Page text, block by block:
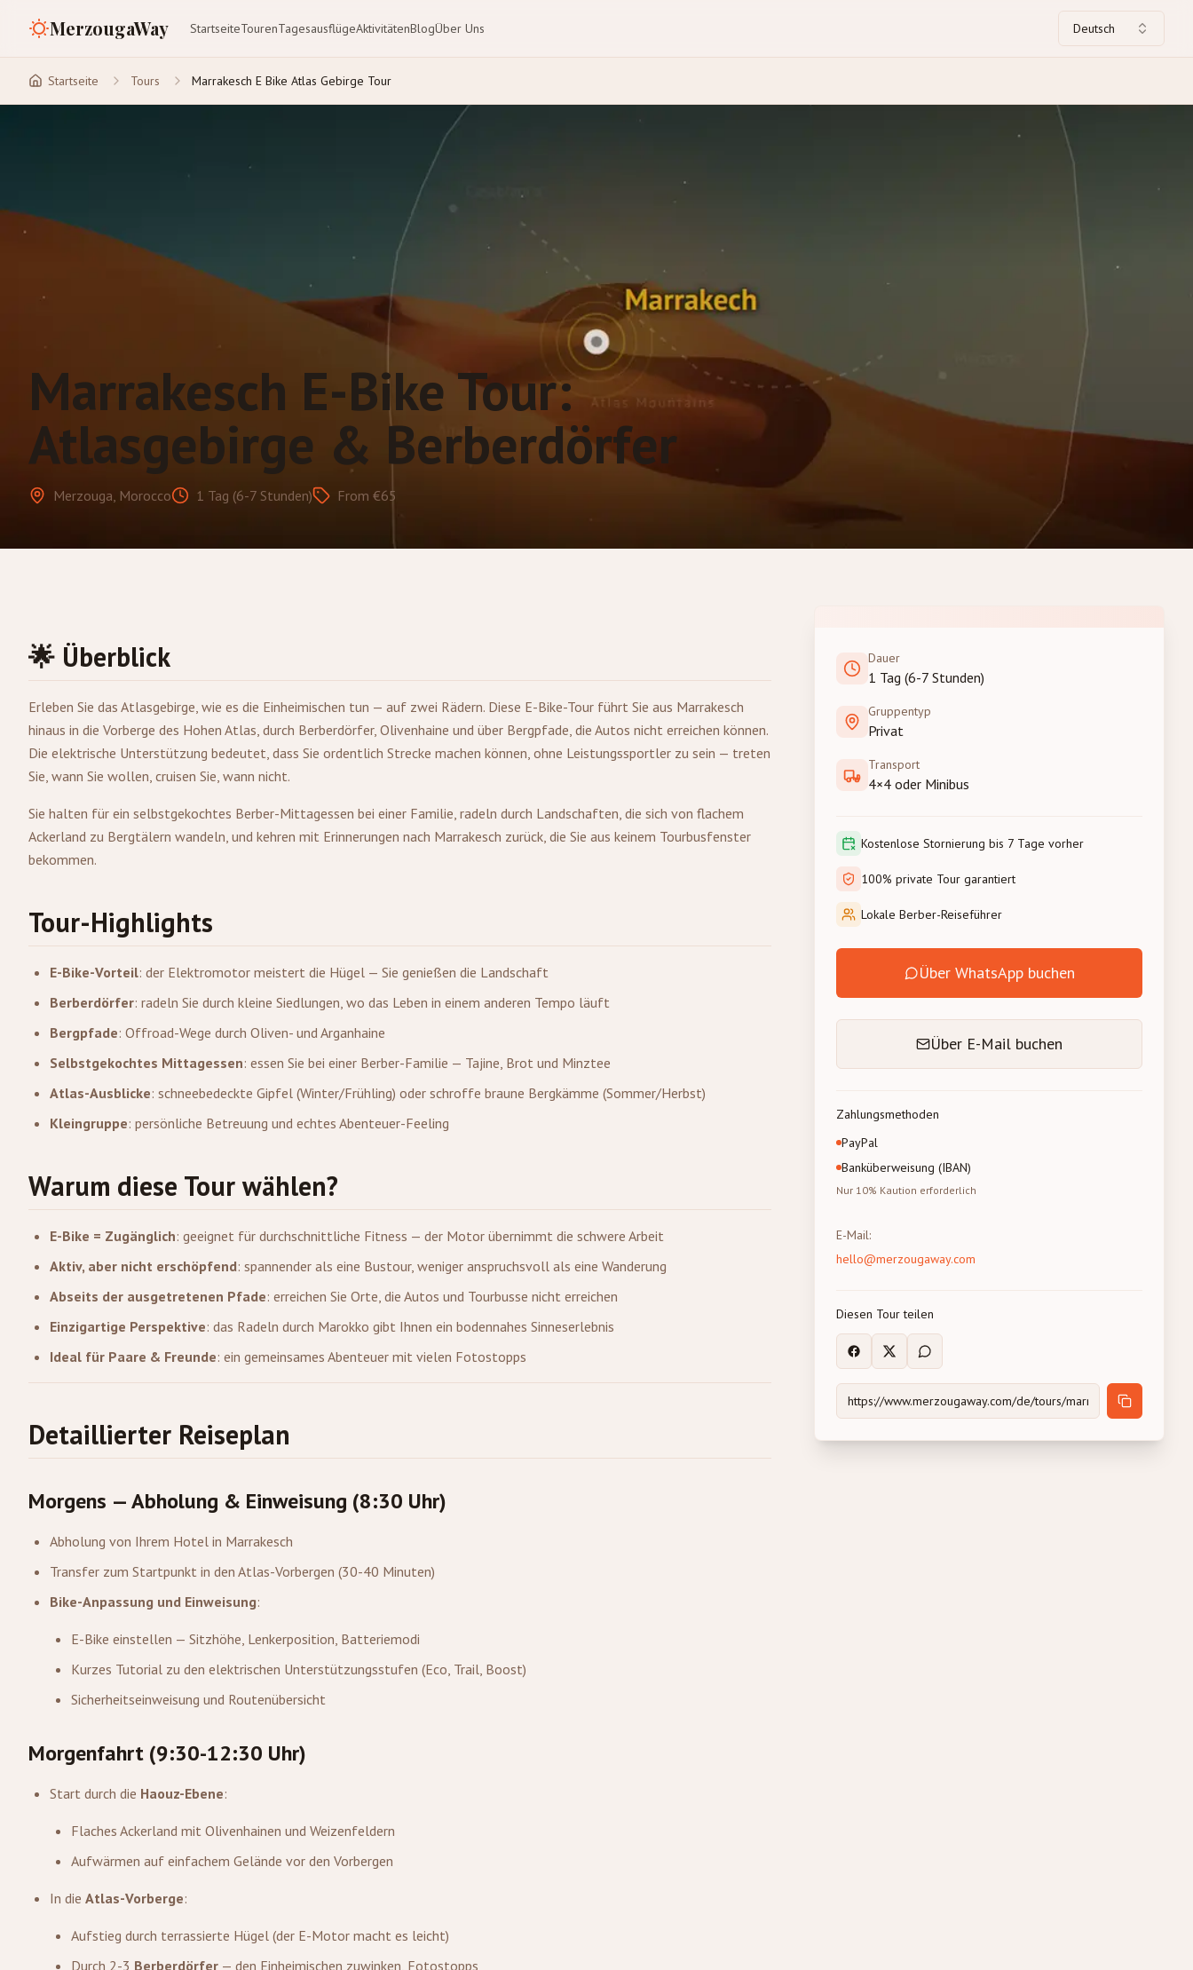
MerzougaWay StartseiteTourenTagesausflügeAktivitätenBlogÜber Uns Deutsch
Startseite Tours Marrakesch E Bike Atlas Gebirge Tour
Marrakesch E-Bike Tour:
Atlasgebirge & Berberdörfer
Merzouga, Morocco 1 Tag (6-7 Stunden) From €65
🌟 Überblick
Erleben Sie das Atlasgebirge, wie es die Einheimischen tun — auf zwei Rädern. Diese E-Bike-Tour führt Sie aus Marrakesch
hinaus in die Vorberge des Hohen Atlas, durch Berberdörfer, Olivenhaine und über Bergpfade, die Autos nicht erreichen können.
Die elektrische Unterstützung bedeutet, dass Sie ordentlich Strecke machen können, ohne Leistungssportler zu sein — treten
Sie, wann Sie wollen, cruisen Sie, wann nicht.
Sie halten für ein selbstgekochtes Berber-Mittagessen bei einer Familie, radeln durch Landschaften, die sich von flachem
Ackerland zu Bergtälern wandeln, und kehren mit Erinnerungen nach Marrakesch zurück, die Sie aus keinem Tourbusfenster
bekommen.
Tour-Highlights
E-Bike-Vorteil: der Elektromotor meistert die Hügel — Sie genießen die Landschaft
Berberdörfer: radeln Sie durch kleine Siedlungen, wo das Leben in einem anderen Tempo läuft
Bergpfade: Offroad-Wege durch Oliven- und Arganhaine
Selbstgekochtes Mittagessen: essen Sie bei einer Berber-Familie — Tajine, Brot und Minztee
Atlas-Ausblicke: schneebedeckte Gipfel (Winter/Frühling) oder schroffe braune Bergkämme (Sommer/Herbst)
Kleingruppe: persönliche Betreuung und echtes Abenteuer-Feeling
Warum diese Tour wählen?
E-Bike = Zugänglich: geeignet für durchschnittliche Fitness — der Motor übernimmt die schwere Arbeit
Aktiv, aber nicht erschöpfend: spannender als eine Bustour, weniger anspruchsvoll als eine Wanderung
Abseits der ausgetretenen Pfade: erreichen Sie Orte, die Autos und Tourbusse nicht erreichen
Einzigartige Perspektive: das Radeln durch Marokko gibt Ihnen ein bodennahes Sinneserlebnis
Ideal für Paare & Freunde: ein gemeinsames Abenteuer mit vielen Fotostopps
Detaillierter Reiseplan
Morgens — Abholung & Einweisung (8:30 Uhr)
Abholung von Ihrem Hotel in Marrakesch
Transfer zum Startpunkt in den Atlas-Vorbergen (30-40 Minuten)
Bike-Anpassung und Einweisung:
E-Bike einstellen — Sitzhöhe, Lenkerposition, Batteriemodi
Kurzes Tutorial zu den elektrischen Unterstützungsstufen (Eco, Trail, Boost)
Sicherheitseinweisung und Routenübersicht
Morgenfahrt (9:30-12:30 Uhr)
Start durch die Haouz-Ebene:
Flaches Ackerland mit Olivenhainen und Weizenfeldern
Aufwärmen auf einfachem Gelände vor den Vorbergen
In die Atlas-Vorberge:
Aufstieg durch terrassierte Hügel (der E-Motor macht es leicht)
Durch 2-3 Berberdörfer — den Einheimischen zuwinken, Fotostopps
Dauer
1 Tag (6-7 Stunden)
Gruppentyp
Privat
Transport
4×4 oder Minibus
Kostenlose Stornierung bis 7 Tage vorher
100% private Tour garantiert
Lokale Berber-Reiseführer
Über WhatsApp buchen
Über E-Mail buchen
Zahlungsmethoden
PayPal
Banküberweisung (IBAN)
Nur 10% Kaution erforderlich
E-Mail:
hello@merzougaway.com
Diesen Tour teilen